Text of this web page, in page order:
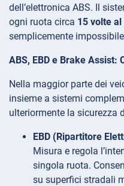
dell’elettronica ABS. Il
ogni ruota circa 15 volte
semplicemente
ABS, EBD e Brake Assist:
Nella maggior parte dei
insieme a sistemi
ulteriormente la sicurezza
EBD (Ripartitore
Misura e regola
singola ruota.
su superfici stradali